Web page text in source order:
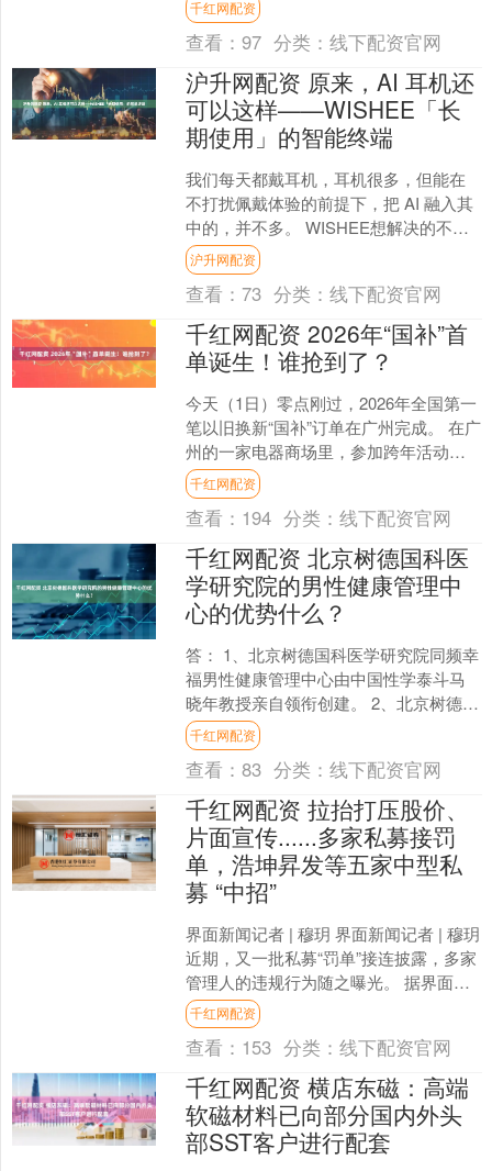
春高....
千红网配资
查看：97 分类：线下配资官网
沪升网配资 原来，AI 耳机还
可以这样——WISHEE「长
期使用」的智能终端
我们每天都戴耳机，耳机很多，但能在
不打扰佩戴体验的前提下，把 AI 融入其
中的，并不多。 WISHEE想解决的不
是“多一个功能”，而是一个更基础的问
题：AI，能....
沪升网配资
查看：73 分类：线下配资官网
千红网配资 2026年“国补”首
单诞生！谁抢到了？
今天（1日）零点刚过，2026年全国第一
笔以旧换新“国补”订单在广州完成。 在广
州的一家电器商场里，参加跨年活动的
吴女士成功下单了一部手机，成为2026
年“国补....
千红网配资
查看： 194 分类：线下配资官网
千红网配资 北京树德国科医
学研究院的男性健康管理中
心的优势什么？
答： 1、北京树德国科医学研究院同频幸
福男性健康管理中心由中国性学泰斗马
晓年教授亲自领衔创建。 2、北京树德国
科医学研究院男性健康管理中心取长补
短，萃取中医男科....
千红网配资
查看：83 分类：线下配资官网
千红网配资 拉抬打压股价、
片面宣传......多家私募接罚
单，浩坤昇发等五家中型私
募 “中招”
界面新闻记者 | 穆玥 界面新闻记者 | 穆玥
近期，又一批私募“罚单”接连披露，多家
管理人的违规行为随之曝光。 据界面新
闻不完全统计，截至11月12日，当月
已....
千红网配资
查看： 153 分类：线下配资官网
千红网配资 横店东磁：高端
软磁材料已向部分国内外头
部SST客户进行配套